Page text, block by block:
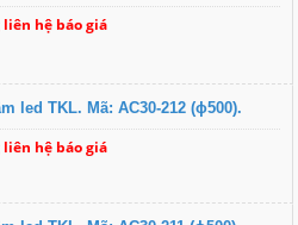
hệ báo giá
led TKL. Mã: AC30-212 (ɸ500).
hệ báo giá